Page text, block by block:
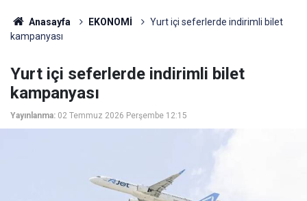
Anasayfa EKONOMİ
Yurt içi seferlerde indirimli bilet
kampanyası
Yurt içi seferlerde indirimli bilet
kampanyası
Yayınlanma: 02 Temmuz 2026 Perşembe 12:15